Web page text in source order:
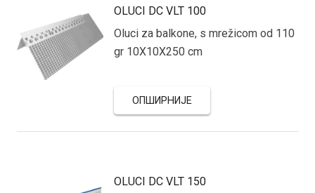
OLUCI DC VLT 100
Oluci za balkone, s mrežicom od 110
gr 10X10X250 cm
ОПШИРНИЈЕ
OLUCI DC VLT 150